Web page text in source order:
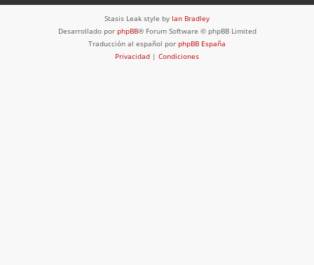
Stasis Leak style by Ian Bradley
Desarrollado por phpBB® Forum Software © phpBB Limited
Traducción al español por phpBB España
Privacidad | Condiciones